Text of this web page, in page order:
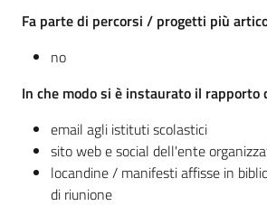
Fa parte di percorsi / progetti più
no
In che modo si è instaurato il rapporto
email agli istituti scolastici
sito web e social dell'ente
locandine / manifesti affisse in
di riunione